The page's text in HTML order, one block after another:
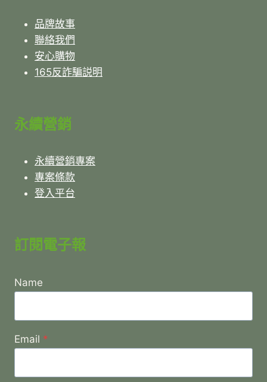
品牌故事
聯絡我們
安心購物
165反詐騙説明
永續營銷
永續營銷專案
專案條款
登入平台
訂閱電子報
Name
Email *